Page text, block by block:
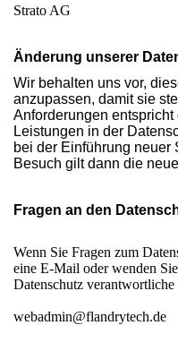
Strato AG
Änderung unserer
Wir behalten uns vor,
anzupassen, damit sie
Anforderungen
Leistungen in der
bei der Einführung neuer
Besuch gilt dann die
Fragen an den
Wenn Sie Fragen zum
eine E-Mail oder wenden
Datenschutz
webadmin@flandrytech.de